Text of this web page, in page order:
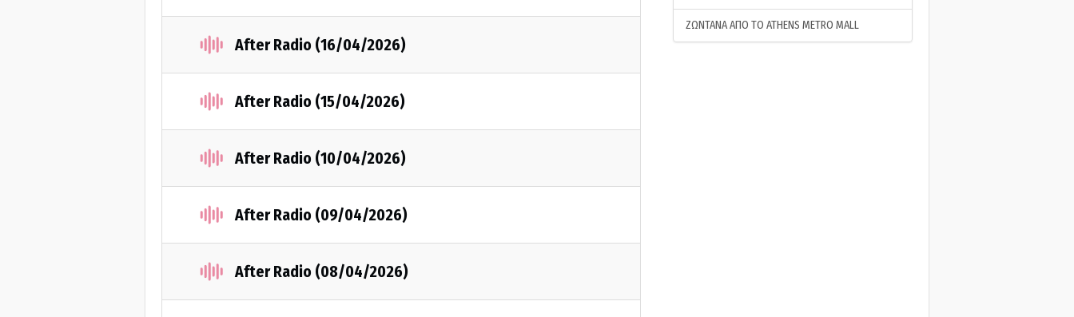
After Radio (16/04/2026)
After Radio (15/04/2026)
After Radio (10/04/2026)
After Radio (09/04/2026)
After Radio (08/04/2026)
ΖΩΝΤΑΝΑ ΑΠΟ ΤΟ ATHENS METRO MALL